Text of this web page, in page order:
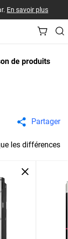
En savoir plus
de produits
Partager
les différences